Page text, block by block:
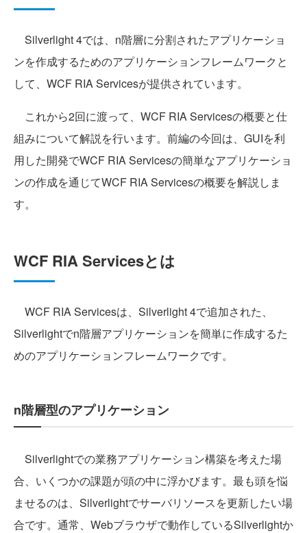
Silverlight 4では、n階層に分割されたアプリケーショ
ンを作成するためのアプリケーションフレームワークと
して、WCF RIA Servicesが提供されています。
これから2回に渡って、WCF RIA Servicesの概要と仕
組みについて解説を行います。前編の今回は、GUIを利
用した開発でWCF RIA Servicesの簡単なアプリケーショ
ンの作成を通じてWCF RIA Servicesの概要を解説しま
す。
WCF RIA Servicesとは
WCF RIA Servicesは、Silverlight 4で追加された、
Silverlightでn階層アプリケーションを簡単に作成するた
めのアプリケーションフレームワークです。
n階層型のアプリケーション
Silverlightでの業務アプリケーション構築を考えた場
合、いくつかの課題が頭の中に浮かびます。最も頭を悩
ませるのは、Silverlightでサーバリソースを更新したい場
合です。通常、Webブラウザで動作しているSilverlightか